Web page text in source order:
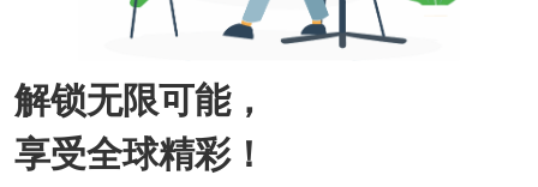
解锁无限可能，
享受全球精彩！